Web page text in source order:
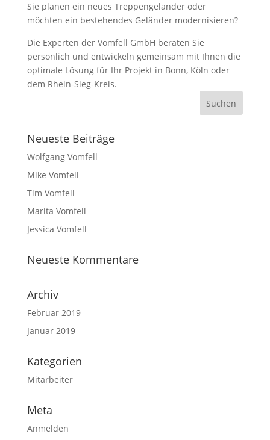
Sie planen ein neues Treppengeländer oder
möchten ein bestehendes Geländer modernisieren?
Die Experten der Vomfell GmbH beraten Sie
persönlich und entwickeln gemeinsam mit Ihnen die
optimale Lösung für Ihr Projekt in Bonn, Köln oder
dem Rhein-Sieg-Kreis.
Neueste Beiträge
Wolfgang Vomfell
Mike Vomfell
Tim Vomfell
Marita Vomfell
Jessica Vomfell
Neueste Kommentare
Archiv
Februar 2019
Januar 2019
Kategorien
Mitarbeiter
Meta
Anmelden